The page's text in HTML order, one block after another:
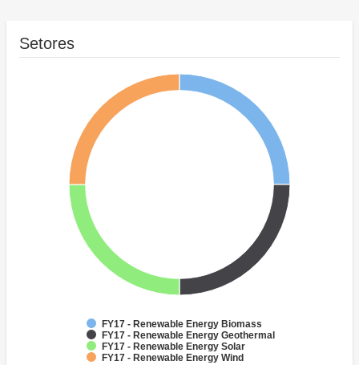
Setores
FY17 - Renewable Energy Biomass
FY17 - Renewable Energy Geothermal
FY17 - Renewable Energy Solar
FY17 - Renewable Energy Wind